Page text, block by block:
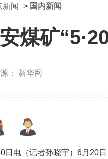
新闻 > 国内新闻
煤矿
： 新华网
日电（记者孙晓宇）6月20